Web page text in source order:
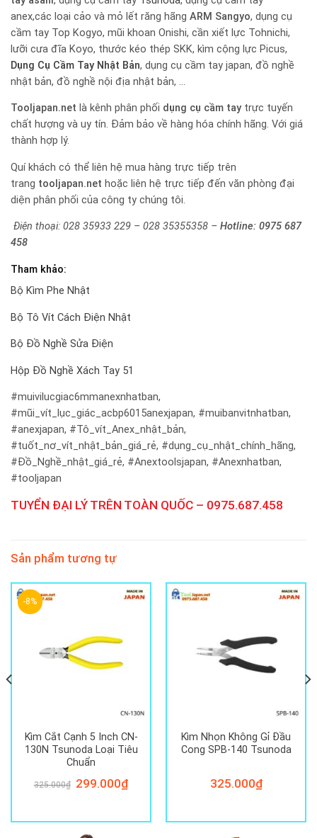
anex,các loại cảo và mỏ lết răng hãng ARM Sangyo, dụng cụ
cầm tay Top Kogyo, mũi khoan Onishi, cần xiết lực Tohnichi,
lưỡi cưa đĩa Koyo, thước kéo thép SKK, kìm cộng lực Picus,
Dụng Cụ Cầm Tay Nhật Bản, dụng cụ cầm tay japan, đồ nghề
nhật bản, đồ nghề nội địa nhật bản, …
Tooljapan.net là kênh phân phối dụng cụ cầm tay trực tuyến
chất hượng và uy tín. Đảm bảo về hàng hóa chính hãng. Với giá
thành hợp lý.
Quí khách có thể liên hệ mua hàng trực tiếp trên
trang tooljapan.net hoặc liên hệ trực tiếp đến văn phòng đại
diện phân phối của công ty chúng tôi.
Điện thoại: 028 35933 229 – 028 35355358 – Hotline: 0975 687
458
Tham khảo:
Bộ Kìm Phe Nhật
Bộ Tô Vít Cách Điện Nhật
Bộ Đồ Nghề Sửa Điện
Hộp Đồ Nghề Xách Tay 51
#muivilucgiac6mmanexnhatban,
#mũi_vít_lục_giác_acbp6015anexjapan, #muibanvitnhatban,
#anexjapan, #Tô_vít_Anex_nhật_bản,
#tuốt_nơ_vít_nhật_bản_giá_rẻ, #dụng_cụ_nhật_chính_hãng,
#Đồ_Nghề_nhật_giá_rẻ, #Anextoolsjapan, #Anexnhatban,
#tooljapan
TUYỂN ĐẠI LÝ TRÊN TOÀN QUỐC – 0975.687.458
Sản phẩm tương tự
-8%
Kìm Cắt Cạnh 5 Inch CN-
130N Tsunoda Loại Tiêu
Chuẩn
325.000₫ Giá
gốc
299.000₫Giá
299.000₫.
Kìm Nhọn Không Gỉ Đầu
Cong SPB-140 Tsunoda
325.000₫